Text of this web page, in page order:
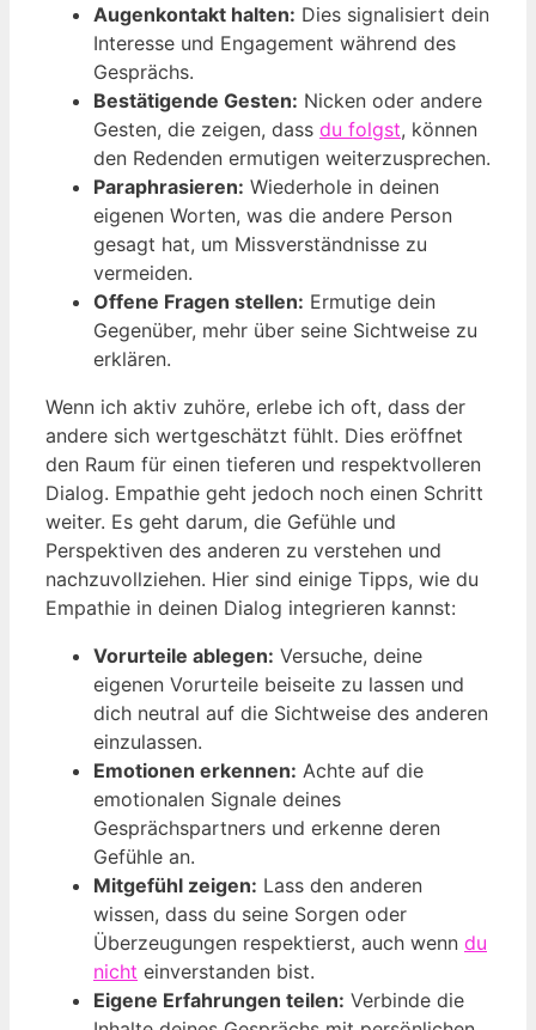
Augenkontakt halten: Dies signalisiert dein
Interesse und Engagement während des
Gesprächs.
Bestätigende Gesten: Nicken oder andere
Gesten, die zeigen, dass du folgst, können
den Redenden ermutigen weiterzusprechen.
Paraphrasieren: Wiederhole in deinen
eigenen Worten, was die andere Person
gesagt hat, um Missverständnisse zu
vermeiden.
Offene Fragen stellen: Ermutige dein
Gegenüber, mehr über seine Sichtweise zu
erklären.
Wenn ich aktiv zuhöre, erlebe ich oft, dass der
andere sich wertgeschätzt fühlt. Dies eröffnet
den Raum für einen tieferen und respektvolleren
Dialog. Empathie geht jedoch noch einen Schritt
weiter. Es geht darum, die Gefühle und
Perspektiven des anderen zu verstehen und
nachzuvollziehen. Hier sind einige Tipps, wie du
Empathie in deinen Dialog integrieren kannst:
Vorurteile ablegen: Versuche, deine
eigenen Vorurteile beiseite zu lassen und
dich neutral auf die Sichtweise des anderen
einzulassen.
Emotionen erkennen: Achte auf die
emotionalen Signale deines
Gesprächspartners und erkenne deren
Gefühle an.
Mitgefühl zeigen: Lass den anderen
wissen, dass du seine Sorgen oder
Überzeugungen respektierst, auch wenn du
nicht einverstanden bist.
Eigene Erfahrungen teilen: Verbinde die